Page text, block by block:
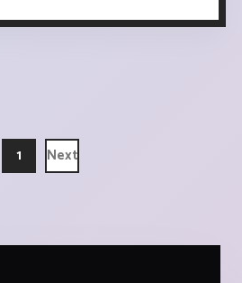
1 Next